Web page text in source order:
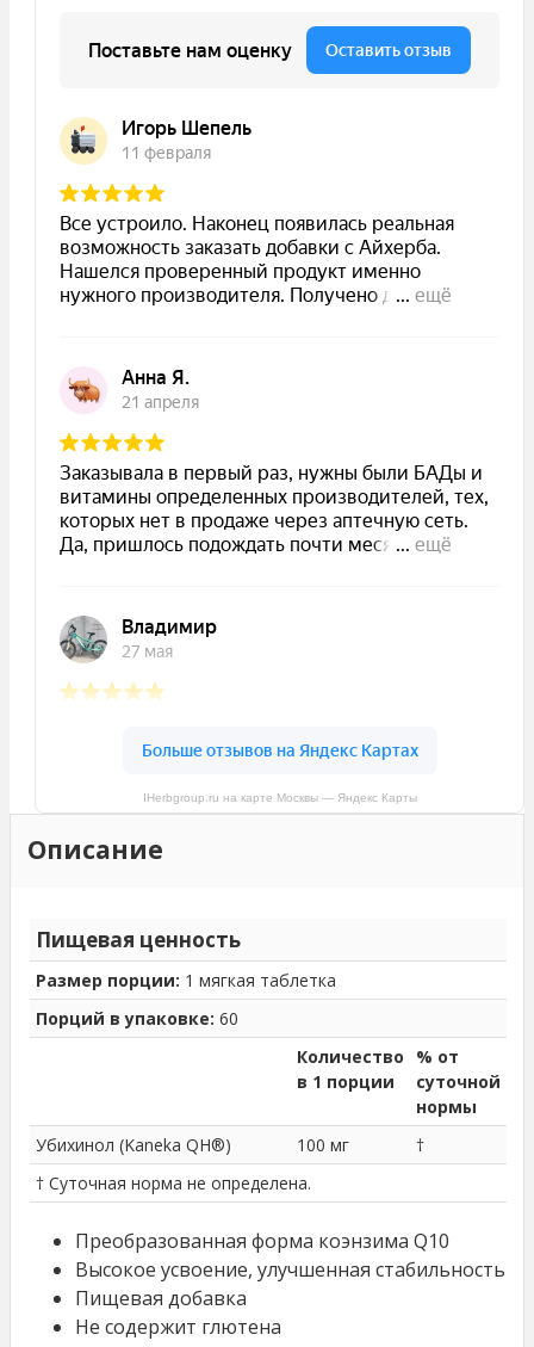
IHerbgroup.ru на карте Москвы — Яндекс Карты
Описание
Пищевая ценность
Размер порции: 1 мягкая таблетка
Порций в упаковке: 60
Количество
в 1 порции
% от
суточной
нормы
Убихинол (Kaneka QH®)
100 мг
†
† Суточная норма не определена.
Преобразованная форма коэнзима Q10
Высокое усвоение, улучшенная стабильность
Пищевая добавка
Не содержит глютена